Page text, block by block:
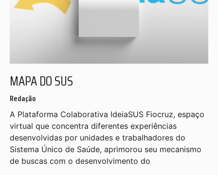
MAPA DO SUS
Redação
A Plataforma Colaborativa IdeiaSUS Fiocruz, espaço
virtual que concentra diferentes experiências
desenvolvidas por unidades e trabalhadores do
Sistema Único de Saúde, aprimorou seu mecanismo
de buscas com o desenvolvimento do